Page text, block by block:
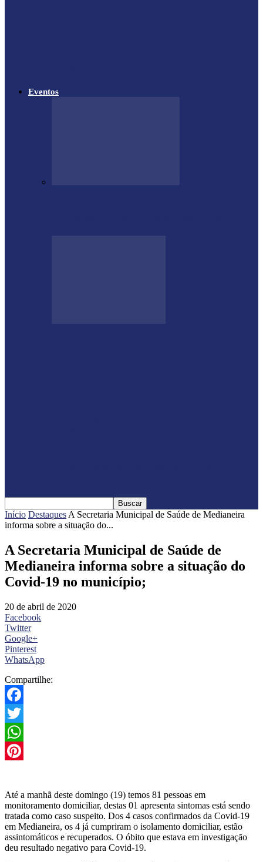
Eventos
Início DestaquesA Secretaria Municipal de Saúde de Medianeira
informa sobre a situação do...
A Secretaria Municipal de Saúde de
Medianeira informa sobre a situação do
Covid-19 no município;
20 de abril de 2020
Facebook
Twitter
Google+
Pinterest
WhatsApp
Compartilhe:
Facebook
Twitter
WhatsApp
Até a manhã deste domingo (19) temos 81 pessoas em
monitoramento domiciliar, destas 01 apresenta sintomas está sendo
tratada como caso suspeito. Dos 4 casos confirmados da Covid-19
em Medianeira, os 4 já cumpriram o isolamento domiciliar, estão
assintomáticos e recuperados. O óbito que estava em investigação
deu resultado negativo para Covid-19.